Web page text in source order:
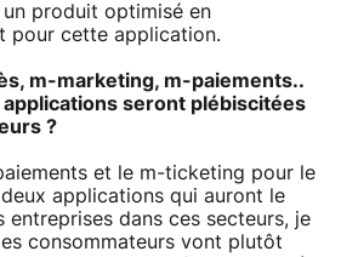
produit optimisé en
pour cette application.
m-marketing, m-paiements..
applications seront plébiscitées
?
et le m-ticketing pour le
applications qui auront le
entreprises dans ces secteurs, je
consommateurs vont plutôt